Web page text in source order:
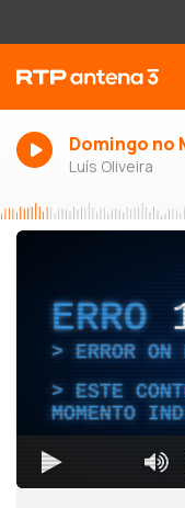
Domingo no
Luís Oliveira
ERRO
ERROR
ESTE
MOMENTO